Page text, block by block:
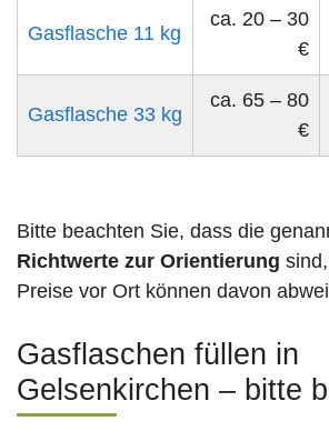
Gasflasche 11 kg
ca. 20 – 30
€
Gasflasche 33 kg
ca. 65 – 80
€
Bitte beachten Sie, dass die
Richtwerte zur Orientierung
Preise vor Ort können davon
Gasflaschen füllen in
Gelsenkirchen – bitte